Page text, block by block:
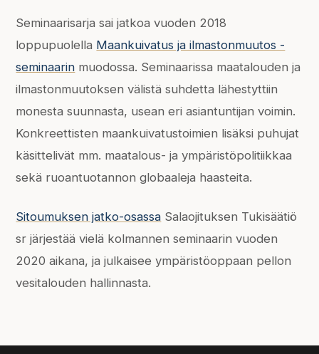
Seminaarisarja sai jatkoa vuoden 2018
loppupuolella Maankuivatus ja ilmastonmuutos -
seminaarin muodossa. Seminaarissa maatalouden ja
ilmastonmuutoksen välistä suhdetta lähestyttiin
monesta suunnasta, usean eri asiantuntijan voimin.
Konkreettisten maankuivatustoimien lisäksi puhujat
käsittelivät mm. maatalous- ja ympäristöpolitiikkaa
sekä ruoantuotannon globaaleja haasteita.
Sitoumuksen jatko-osassa Salaojituksen Tukisäätiö
sr järjestää vielä kolmannen seminaarin vuoden
2020 aikana, ja julkaisee ympäristöoppaan pellon
vesitalouden hallinnasta.